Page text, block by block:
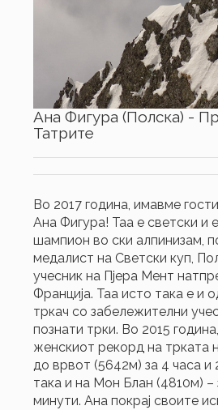
Ана Фигура (Полска) -
Татрите
Во 2017 година, имавме
Ана Фигура! Таа е светски и
шампион во ски алпинизам,
медалист на Светски куп,
учесник на Пјера Мент
Франција. Таа исто така е и
тркач со забележителни
познати трки. Во 2015
женскиот рекорд на трката
до врвот (5642м) за 4 часа и
така и на Мон Блан (4810м) –
минути. Ана покрај своите